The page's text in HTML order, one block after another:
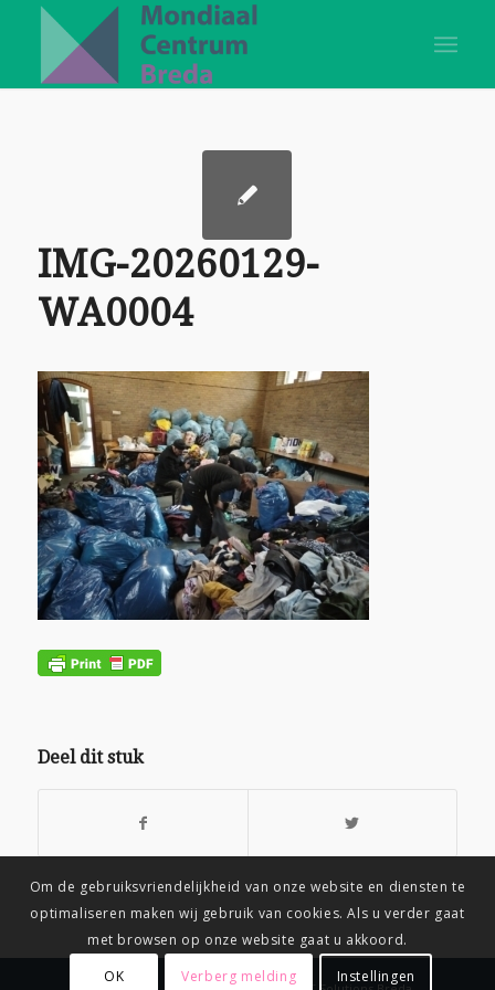
IMG-20260129-
WA0004
Deel dit stuk
Om de gebruiksvriendelijkheid van onze website en diensten te
optimaliseren maken wij gebruik van cookies. Als u verder gaat
met browsen op onze website gaat u akkoord.
OK
Verberg melding Instellingen